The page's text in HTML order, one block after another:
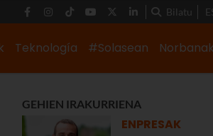
Bilatu
Teknología #Solasean
GEHIEN IRAKURRIENA
ENPRESAK